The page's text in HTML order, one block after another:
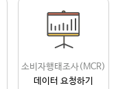
소비자행태조사(MCR)
데이터 요청하기